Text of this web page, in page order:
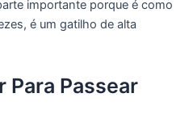
importante porque é como
é um gatilho de alta
Para Passear